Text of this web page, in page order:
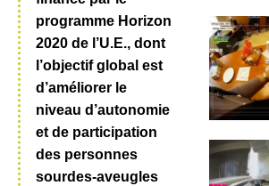
programme Horizon
2020 de l’U.E., dont
l’objectif global est
d’améliorer le
niveau d’autonomie
et de participation
des personnes
sourdes-aveugles